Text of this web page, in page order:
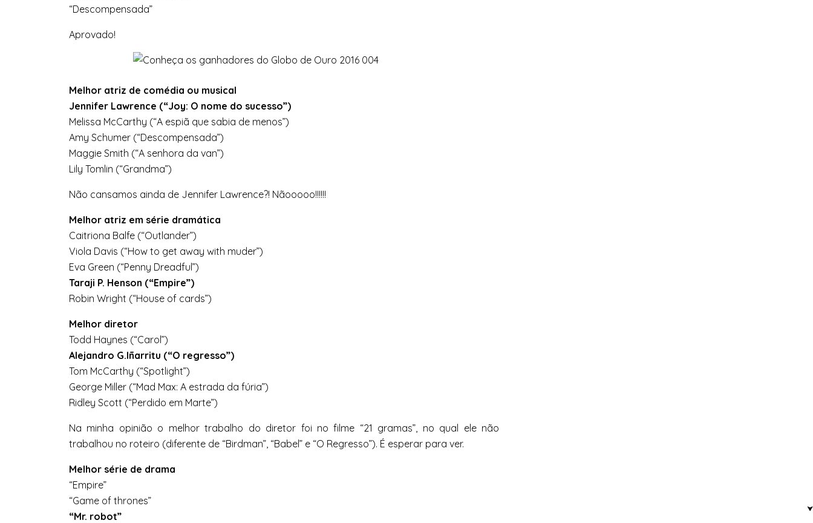
“Descompensada”
Aprovado!
Melhor atriz de comédia ou musical
Jennifer Lawrence (“Joy: O nome do sucesso”)
Melissa McCarthy (“A espiã que sabia de menos”)
Amy Schumer (“Descompensada”)
Maggie Smith (“A senhora da van”)
Lily Tomlin (“Grandma”)
Não cansamos ainda de Jennifer Lawrence?! Nãooooo!!!!!!
Melhor atriz em série dramática
Caitriona Balfe (“Outlander”)
Viola Davis (“How to get away with muder”)
Eva Green (“Penny Dreadful”)
Taraji P. Henson (“Empire”)
Robin Wright (“House of cards”)
Melhor diretor
Todd Haynes (“Carol”)
Alejandro G.Iñarritu (“O regresso”)
Tom McCarthy (“Spotlight”)
George Miller (“Mad Max: A estrada da fúria”)
Ridley Scott (“Perdido em Marte”)
Na minha opinião o melhor trabalho do diretor foi no filme “21 gramas”, no qual ele não
trabalhou no roteiro (diferente de “Birdman”, “Babel” e “O Regresso”). É esperar para ver.
Melhor série de drama
“Empire”
“Game of thrones”
“Mr. robot”